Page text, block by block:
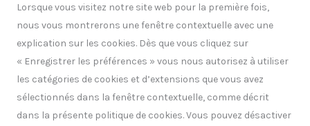
Lorsque vous visitez notre site web pour la première fois,
nous vous montrerons une fenêtre contextuelle avec une
explication sur les cookies. Dès que vous cliquez sur
« Enregistrer les préférences » vous nous autorisez à utiliser
les catégories de cookies et d’extensions que vous avez
sélectionnés dans la fenêtre contextuelle, comme décrit
dans la présente politique de cookies. Vous pouvez désactiver